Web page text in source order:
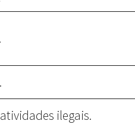
ilegais.